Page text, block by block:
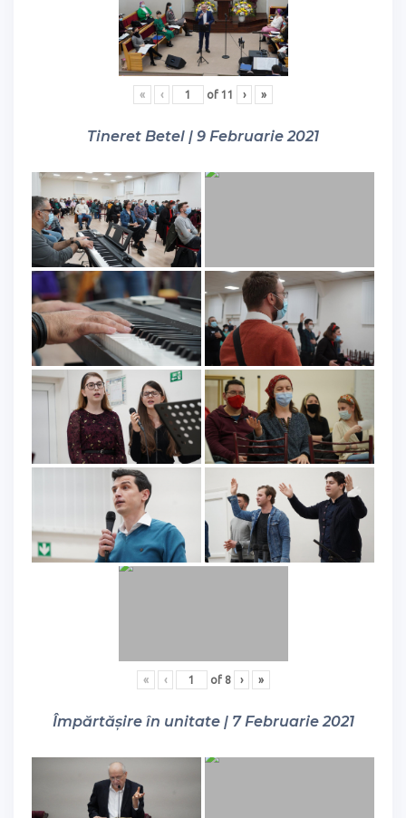
« ‹ of 11 › »
Tineret Betel | 9 Februarie 2021
« ‹ of 8 › »
Împărtășire în unitate | 7 Februarie 2021